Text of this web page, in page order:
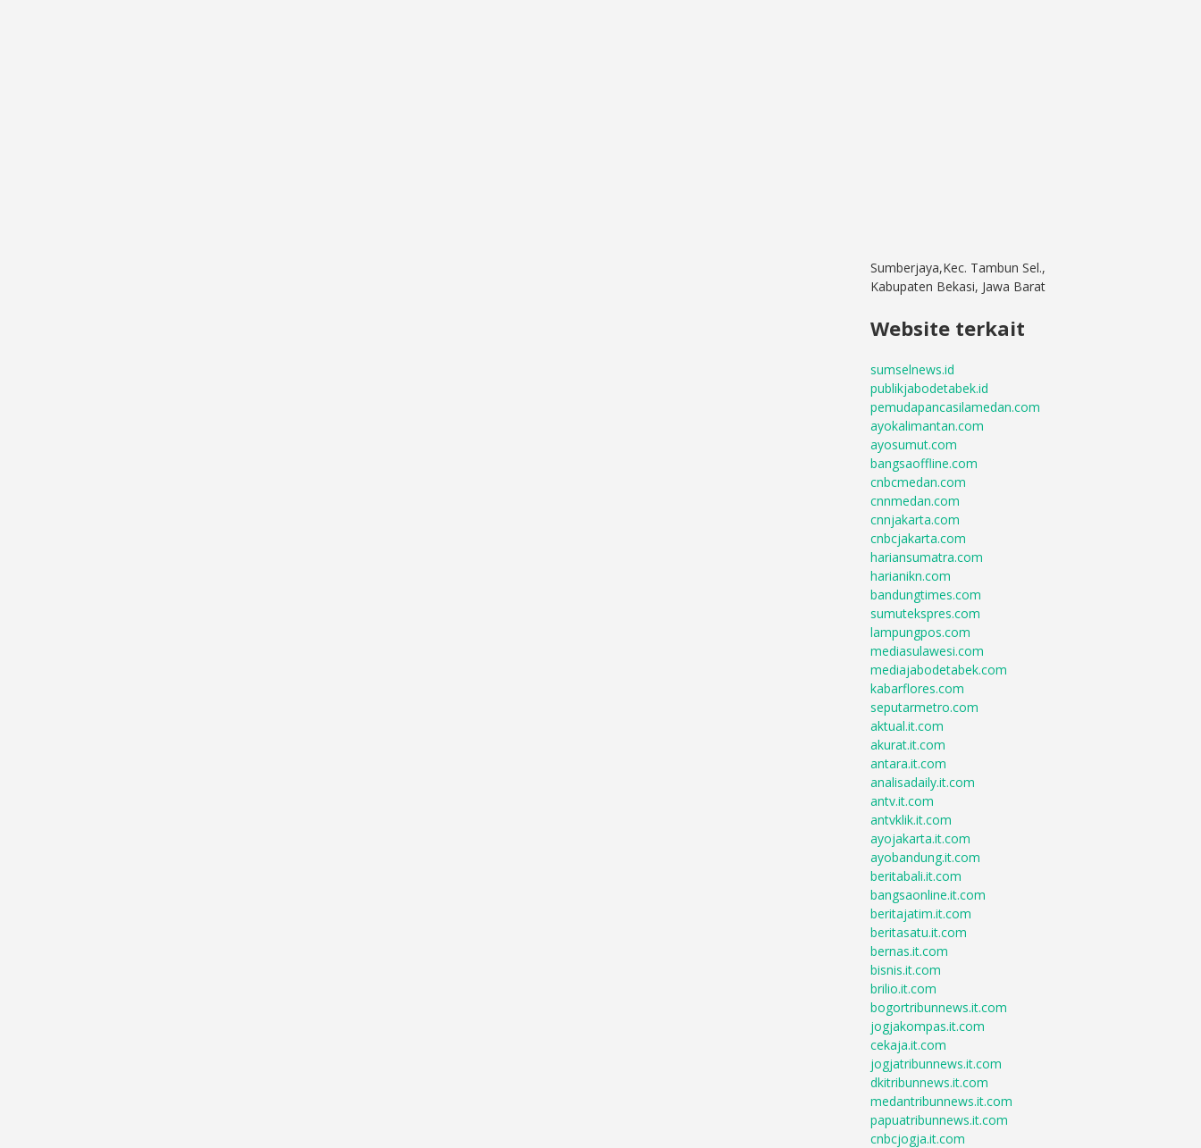
Sumberjaya,Kec. Tambun Sel.,
Kabupaten Bekasi, Jawa Barat
Website terkait
sumselnews.id
publikjabodetabek.id
pemudapancasilamedan.com
ayokalimantan.com
ayosumut.com
bangsaoffline.com
cnbcmedan.com
cnnmedan.com
cnnjakarta.com
cnbcjakarta.com
hariansumatra.com
harianikn.com
bandungtimes.com
sumutekspres.com
lampungpos.com
mediasulawesi.com
mediajabodetabek.com
kabarflores.com
seputarmetro.com
aktual.it.com
akurat.it.com
antara.it.com
analisadaily.it.com
antv.it.com
antvklik.it.com
ayojakarta.it.com
ayobandung.it.com
beritabali.it.com
bangsaonline.it.com
beritajatim.it.com
beritasatu.it.com
bernas.it.com
bisnis.it.com
brilio.it.com
bogortribunnews.it.com
jogjakompas.it.com
cekaja.it.com
jogjatribunnews.it.com
dkitribunnews.it.com
medantribunnews.it.com
papuatribunnews.it.com
cnbcjogja.it.com